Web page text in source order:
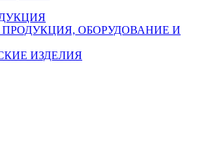
ОБОРУДОВАНИЕ И
ИЗДЕЛИЯ